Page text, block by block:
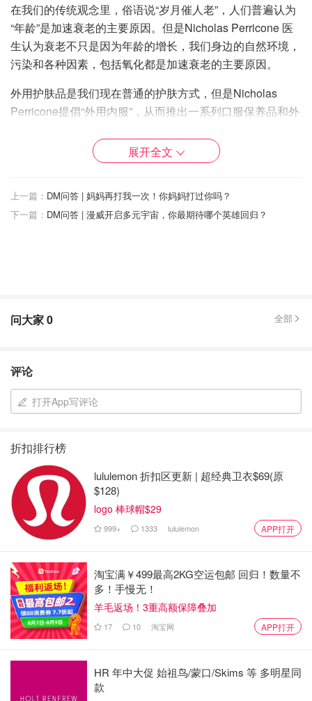
在我们的传统观念里，俗语说“岁月催人老”，人们普遍认为
“年龄”是加速衰老的主要原因。但是Nicholas Perricone 医
生认为衰老不只是因为年龄的增长，我们身边的自然环境，
污染和各种因素，包括氧化都是加速衰老的主要原因。
外用护肤品是我们现在普通的护肤方式，但是Nicholas
Perricone提倡“外用内服”，从而推出一系列口服保养品和外
🧚‍♀️这次众测产品护肤套装包括：
1⃣️酯化VC提亮面霜SPF30
2⃣️身体肌肤膳食补充剂
展开全文
上一篇： DM问答 | 妈妈再打我一次！你妈妈打过你吗？
下一篇： DM问答 | 漫威开启多元宇宙，你最期待哪个英雄回归？
问大家0 全部
评论
打开App写评论
折扣排行榜
lululemon 折扣区更新 | 超经典卫衣$69(原
$128)
logo 棒球帽$29
999+ 1333 lululemon APP打开
淘宝满￥499最高2KG空运包邮 回归！数量不
多！手慢无！
羊毛返场！3重高额保障叠加
17 10 淘宝网 APP打开
HR 年中大促 始祖鸟/蒙口/Skims 等 多明星同
款